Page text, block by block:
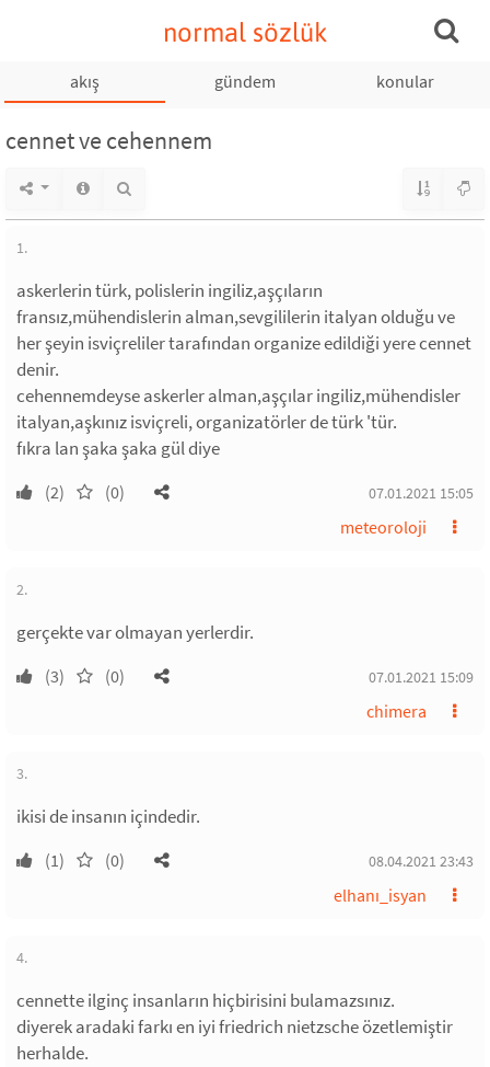
normal sözlük
akış gündem konular
cennet ve cehennem
1.
askerlerin türk, polislerin ingiliz,aşçıların
fransız,mühendislerin alman,sevgililerin italyan olduğu ve
her şeyin isviçreliler tarafından organize edildiği yere cennet
denir.
cehennemdeyse askerler alman,aşçılar ingiliz,mühendisler
italyan,aşkınız isviçreli, organizatörler de türk 'tür.
fıkra lan şaka şaka gül diye
(2) (0) 07.01.2021 15:05
meteoroloji
2.
gerçekte var olmayan yerlerdir.
(3) (0) 07.01.2021 15:09
chimera
3.
ikisi de insanın içindedir.
(1) (0) 08.04.2021 23:43
elhanı_isyan
4.
cennette ilginç insanların hiçbirisini bulamazsınız.
diyerek aradaki farkı en iyi friedrich nietzsche özetlemiştir
herhalde.